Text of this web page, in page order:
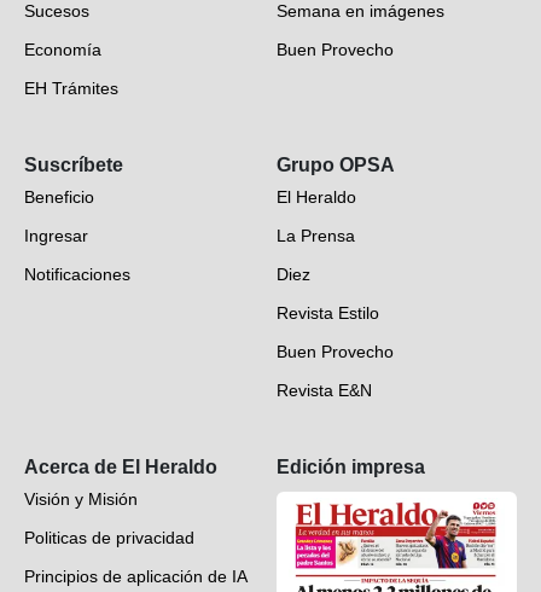
Sucesos
Economía
EH Trámites
EH Verifica
Fotogalerías
Deportes
Videos
Semana en imágenes
Buen Provecho
Suscríbete
Beneficio
Ingresar
Notificaciones
Grupo OPSA
El Heraldo
La Prensa
Diez
Revista Estilo
Buen Provecho
Revista E&N
Acerca de El Heraldo
Visión y Misión
Politicas de privacidad
Principios de aplicación de IA
Edición impresa